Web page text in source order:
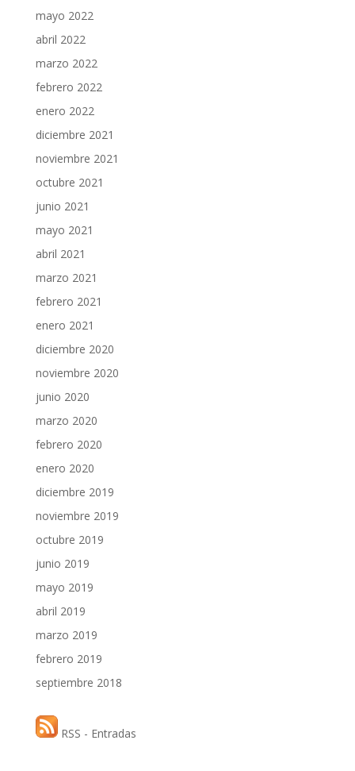
mayo 2022
abril 2022
marzo 2022
febrero 2022
enero 2022
diciembre 2021
noviembre 2021
octubre 2021
junio 2021
mayo 2021
abril 2021
marzo 2021
febrero 2021
enero 2021
diciembre 2020
noviembre 2020
junio 2020
marzo 2020
febrero 2020
enero 2020
diciembre 2019
noviembre 2019
octubre 2019
junio 2019
mayo 2019
abril 2019
marzo 2019
febrero 2019
septiembre 2018
RSS - Entradas